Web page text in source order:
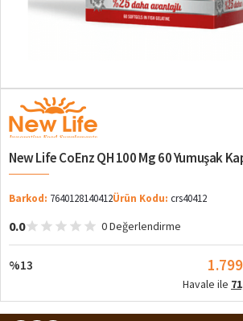
New Life CoEnz QH 100 Mg 60 Yumuşak
Barkod: 7640128140412Ürün Kodu: crs40412
0.0 0 Değerlendirme
%13
Havale ile